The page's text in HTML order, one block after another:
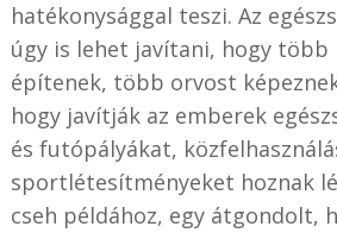
hatékonysággal teszi. Az
úgy is lehet javítani, hogy több
építenek, több orvost
hogy javítják az emberek
és futópályákat,
sportlétesítményeket hoznak
cseh példához, egy átgondolt,